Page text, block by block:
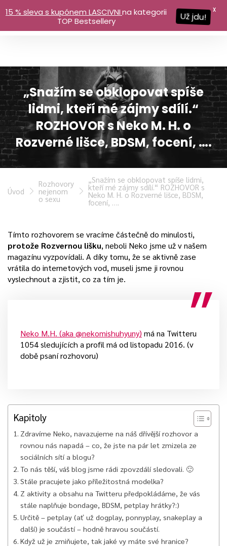
„Snažím se obklopovat spíše
lidmi, kteří mé zájmy sdílí.“
ROZHOVOR s Neko M. H. o
Rozverné lišce, BDSM, focení, ….
Úvod
Rozhovory
nejenom
o sexu
„Snažím se obklopovat spíše lidmi,
kteří mé zájmy sdílí.“ ROZHOVOR s
Neko M. H. o Rozverné lišce, BDSM,
focení, ….
Tímto rozhovorem se vracíme částečně do minulosti,
protože Rozvernou lišku, neboli Neko jsme už v našem
magazínu vyzpovídali. A díky tomu, že se aktivně zase
vrátila do internetových vod, museli jsme ji rovnou
vyslechnout a zjistit, co za tím je.
Neko M.H. (aka @nekomishuhyuny) má na Twitteru
1054 sledujících a profil má od listopadu 2016. (v
době psaní rozhovoru)
Kapitoly
Zdravíme Neko, navazujeme na náš dřívější rozhovor a
rovnou nás napadá – co, že jste na pár let zmizela ze
sociálních sítí a blogu?
To nás těší, váš blog jsme rádi zpovzdálí sledovali. 🙂
Stále pracujete jako příležitostná modelka?
Z aktivity a obsahu na Twitteru předpokládáme, že vás
stále naplňuje bondage, BDSM, petplay hrátky?:)
Určitě – petplay (ať už dogplay, ponnyplay, snakeplay a
další) je součástí – hodně hravou součástí.
Když už je zmiňujete, tak jaké vy máte své hranice?
15 % sleva s kupónem LASCIVNIna kategorii
TOP Bestsellery
Už jdu!
X